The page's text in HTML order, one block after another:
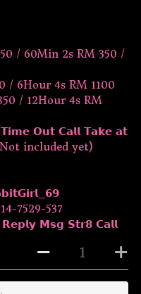
/ 60Min 2s RM 350 /
/ 6Hour 4s RM 1100
/ 12Hour 4s RM
𝗧𝗶𝗺𝗲 𝗢𝘂𝘁 𝗖𝗮𝗹𝗹 𝗧𝗮𝗸𝗲 𝗮𝘁
included yet)
7529-537
𝗥𝗲𝗽𝗹𝘆 𝗠𝘀𝗴 𝗦𝘁𝗿𝟴 𝗖𝗮𝗹𝗹